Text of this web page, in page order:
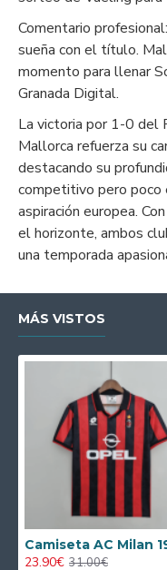
Comentario
sueña con el título.
momento para llenar
Granada Digital.
La victoria por 1-0 del
Mallorca refuerza su
destacando su
competitivo pero poco
aspiración europea.
el horizonte, ambos
una temporada
MÁS VISTOS
23.90€ 31.00€